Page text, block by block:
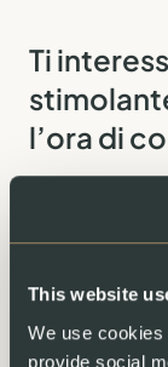
This website
We use
provide social
Ti
l’ora di
Candidati
Nome